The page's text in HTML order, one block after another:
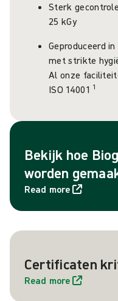
Sterk
25 kGy
Geproduceerd
met strikte
Al onze
ISO 14001 1
Bekijk hoe
worden
Read more
Certificaten
Read more